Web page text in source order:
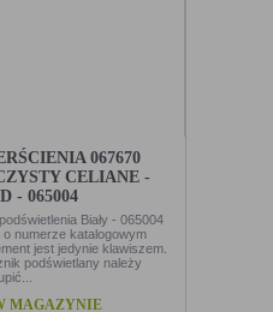
067670
CELIANE -
- 065004
Biały - 065004
o numerze katalogowym
jest jedynie klawiszem.
podświetlany należy
MAGAZYNIE